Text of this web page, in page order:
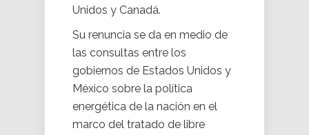
Unidos y Canadá.
Su renuncia se da en medio de
las consultas entre los
gobiernos de Estados Unidos y
México sobre la política
energética de la nación en el
marco del tratado de libre